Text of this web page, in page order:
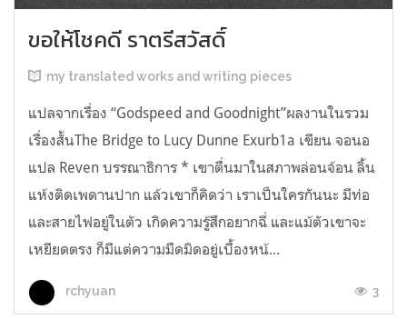
ขอให้โชคดี ราตรีสวัสดิ์
my translated works and writing pieces
แปลจากเรื่อง “Godspeed and Goodnight”ผลงานในรวม
เรื่องสั้นThe Bridge to Lucy Dunne Exurb1a เขียน จอนอ
แปล Reven บรรณาธิการ * เขาตื่นมาในสภาพล่อนจ้อน ลิ้น
แห้งติดเพดานปาก แล้วเขาก็คิดว่า เราเป็นใครกันนะ มีท่อ
และสายไฟอยู่ในตัว เกิดความรู้สึกอยากฉี่ และแม้ตัวเขาจะ
เหยียดตรง ก็มีแต่ความมืดมิดอยู่เบื้องหน้...
rchyuan 3